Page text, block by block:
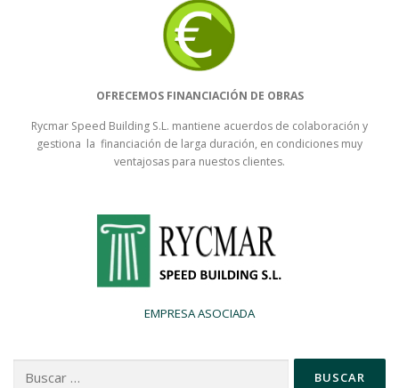
OFRECEMOS FINANCIACIÓN DE OBRAS
Rycmar Speed Building S.L. mantiene acuerdos de colaboración y
gestiona la financiación de larga duración, en condiciones muy
ventajosas para nuestos clientes.
EMPRESA ASOCIADA